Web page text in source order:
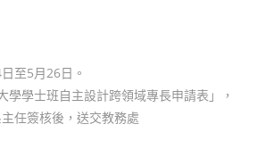
至5月26日。
學學士班自主設計跨領域專長申請表」，
任簽核後，送交教務處